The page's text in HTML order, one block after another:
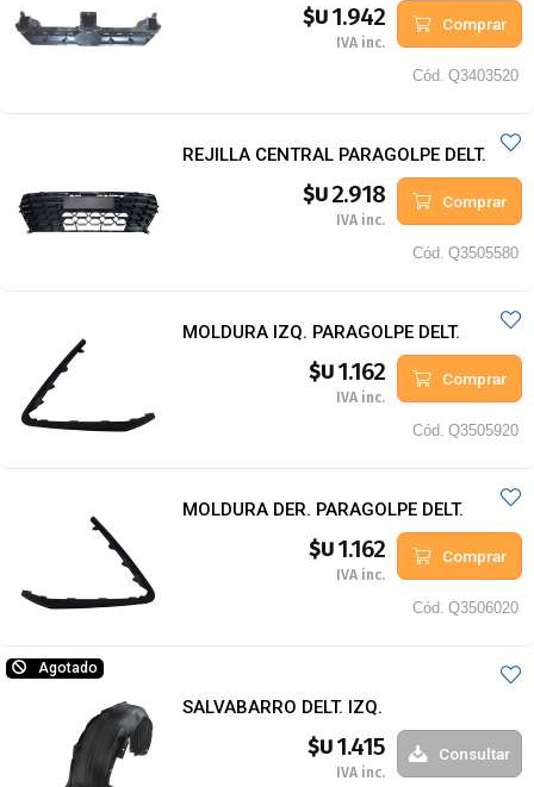
$U1.942
IVA inc.
Comprar
Cód. Q3403520
REJILLA CENTRAL PARAGOLPE DELT.
$U2.918
IVA inc.
Comprar
Cód. Q3505580
MOLDURA IZQ. PARAGOLPE DELT.
$U1.162
IVA inc.
Comprar
Cód. Q3505920
MOLDURA DER. PARAGOLPE DELT.
$U1.162
IVA inc.
Comprar
Cód. Q3506020
Agotado
SALVABARRO DELT. IZQ.
$U1.415
IVA inc.
Consultar